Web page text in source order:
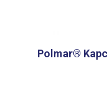
Polmar®